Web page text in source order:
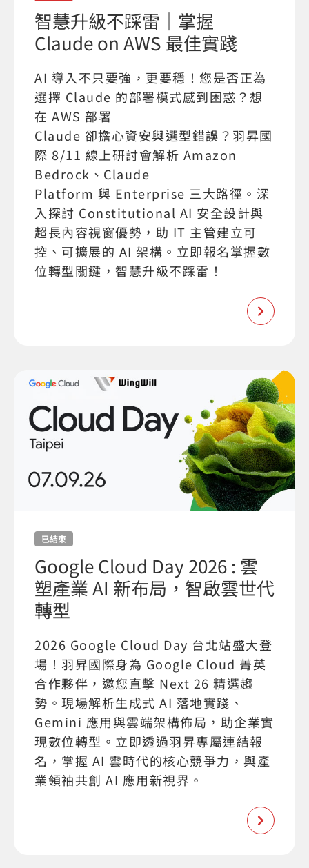
智慧升級不踩雷｜掌握
Claude on AWS 最佳實踐
AI 導入不只要強，更要穩！您是否正為
選擇 Claude 的部署模式感到困惑？想
在 AWS 部署
Claude 卻擔心資安與選型錯誤？羽昇國
際 8/11 線上研討會解析 Amazon
Bedrock、Claude
Platform 與 Enterprise 三大路徑。深
入探討 Constitutional AI 安全設計與
超長內容視窗優勢，助 IT 主管建立可
控、可擴展的 AI 架構。立即報名掌握數
位轉型關鍵，智慧升級不踩雷！
已結束
Google Cloud Day 2026 : 雲
塑產業 AI 新布局，智啟雲世代
轉型
2026 Google Cloud Day 台北站盛大登
場！羽昇國際身為 Google Cloud 菁英
合作夥伴，邀您直擊 Next 26 精選趨
勢。現場解析生成式 AI 落地實踐、
Gemini 應用與雲端架構佈局，助企業實
現數位轉型。立即透過羽昇專屬連結報
名，掌握 AI 雲時代的核心競爭力，與產
業領袖共創 AI 應用新視界。